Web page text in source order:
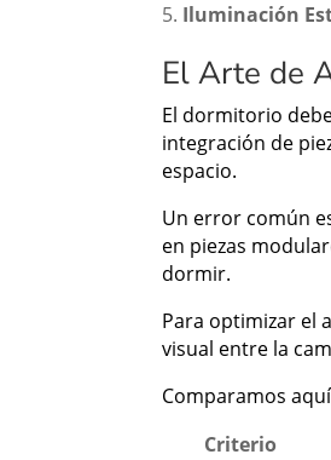
Iluminación
El Arte de
El dormitorio
integración de
espacio.
Un error común
en piezas
dormir.
Para optimizar el
visual entre la
Comparamos
Criterio